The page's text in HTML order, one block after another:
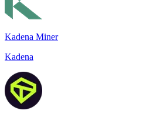
Kadena Miner
Kadena